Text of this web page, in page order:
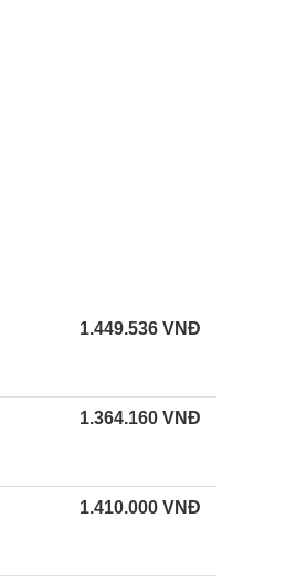
1.449.536 VNĐ
1.364.160 VNĐ
1.410.000 VNĐ